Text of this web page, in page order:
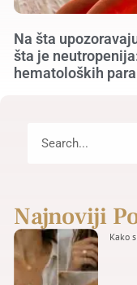
Na šta
šta je
hematoloških
Najnoviji
Kako